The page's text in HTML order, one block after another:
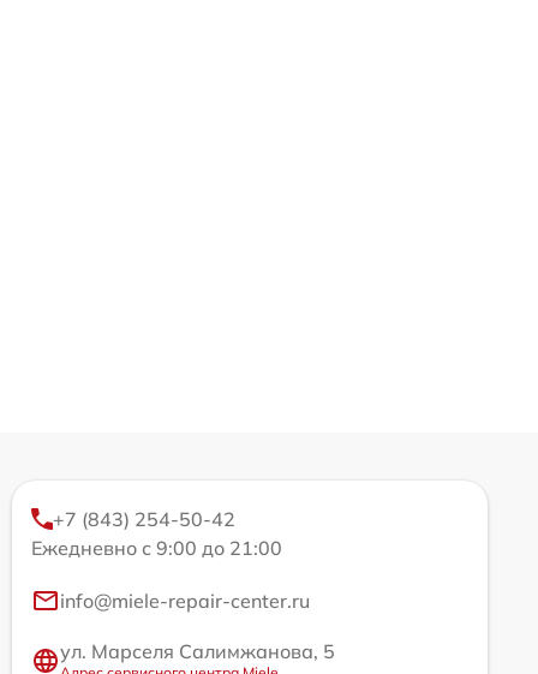
+7 (843) 254-50-42
Ежедневно с 9:00 до 21:00
info@miele-repair-center.ru
ул. Марселя Салимжанова, 5